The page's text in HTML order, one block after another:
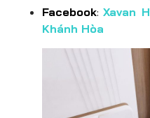
Facebook:Xavan
Khánh Hòa